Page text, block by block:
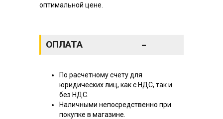
оптимальной цене.
ОПЛАТА -
По расчетному счету для
юридических лиц, как с НДС, так и
без НДС.
Наличными непосредственно при
покупке в магазине.